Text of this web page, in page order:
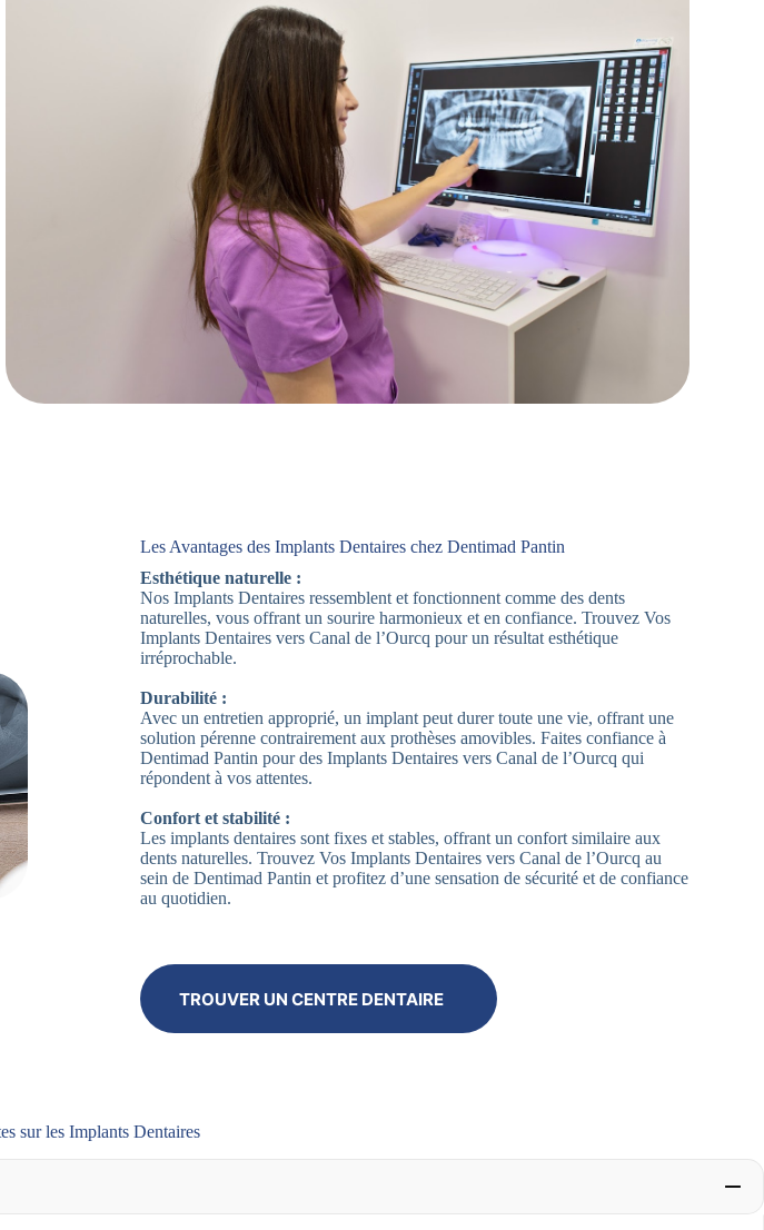
Les Avantages des Implants Dentaires chez Dentimad Pantin
Esthétique naturelle :
Nos Implants Dentaires ressemblent et fonctionnent comme des dents
naturelles, vous offrant un sourire harmonieux et en confiance. Trouvez Vos
Implants Dentaires vers Canal de l’Ourcq pour un résultat esthétique
irréprochable.
Durabilité :
Avec un entretien approprié, un implant peut durer toute une vie, offrant une
solution pérenne contrairement aux prothèses amovibles. Faites confiance à
Dentimad Pantin pour des Implants Dentaires vers Canal de l’Ourcq qui
répondent à vos attentes.
Confort et stabilité :
Les implants dentaires sont fixes et stables, offrant un confort similaire aux
dents naturelles. Trouvez Vos Implants Dentaires vers Canal de l’Ourcq au
sein de Dentimad Pantin et profitez d’une sensation de sécurité et de confiance
au quotidien.
TROUVER UN CENTRE DENTAIRE
sur les Implants Dentaires